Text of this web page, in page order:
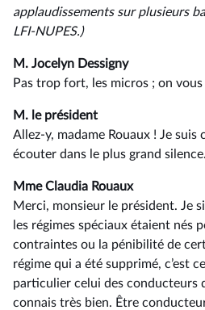
applaudissements sur plusieurs
LFI-NUPES.)
M. Jocelyn Dessigny
Pas trop fort, les micros ; on
M. le président
Allez-y, madame Rouaux ! Je suis
écouter dans le plus grand silence.
Mme Claudia Rouaux
Merci, monsieur le président. Je
les régimes spéciaux étaient nés
contraintes ou la pénibilité de
régime qui a été supprimé, c’est
particulier celui des conducteurs
connais très bien. Être